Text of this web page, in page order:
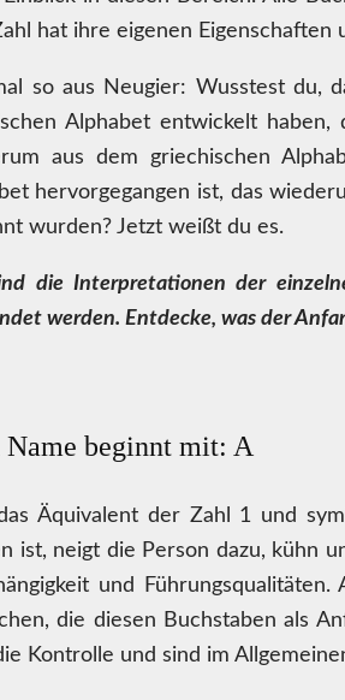
hat ihre eigenen Eigenschaften
so aus Neugier: Wusstest du,
Alphabet entwickelt
aus dem griechischen
hervorgegangen ist, das
wurden? Jetzt weißt du es.
die Interpretationen der
werden. Entdecke, was der
beginnt mit: A
Äquivalent der Zahl 1 und
ist, neigt die Person dazu, kühn
und
die diesen Buchstaben als
Kontrolle und sind im